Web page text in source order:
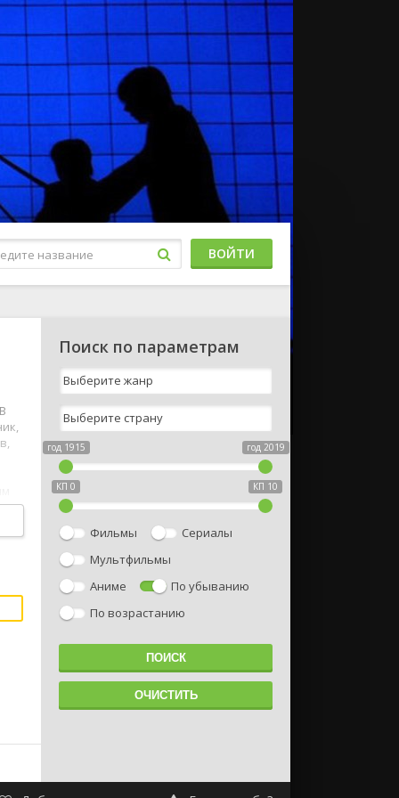
ВОЙТИ
Поиск по параметрам
год 1915 год 2019
КП 0 КП 10
Фильмы
Сериалы
Мультфильмы
Аниме
По убыванию
По возрастанию